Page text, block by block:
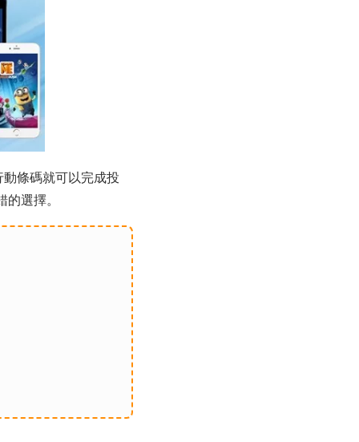
條碼就可以完成投
選擇。